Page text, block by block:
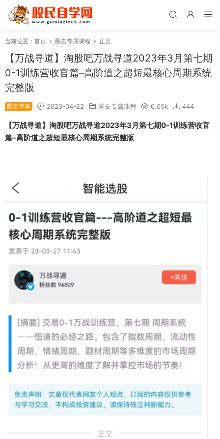
当前位置： 首页 圈友专属课程 正文
【万战寻道】淘股吧万战寻道2023年3月第七期
0-1训练营收官篇–高阶道之超短最核心周期系统
完整版
圈友专享 2023-04-22 圈友专属课程 6.05k 444
【万战寻道】淘股吧万战寻道2023年3月第七期0-1训练营收官
篇–高阶道之超短最核心周期系统完整版